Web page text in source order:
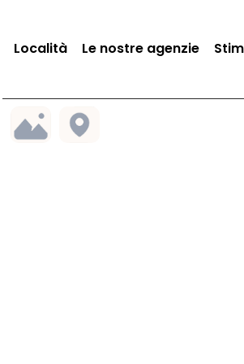
Località Le nostre agenzie